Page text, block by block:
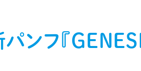
パンフ『